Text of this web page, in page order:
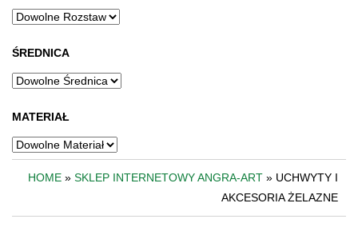
ŚREDNICA
MATERIAŁ
HOME » SKLEP INTERNETOWY ANGRA-ART » UCHWYTY I
AKCESORIA ŻELAZNE